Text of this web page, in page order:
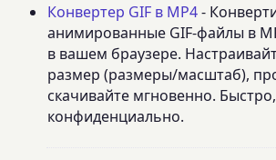
Конвертер GIF в MP4-
анимированные GIF-файлы в
в вашем браузере.
размер (размеры/масштаб),
скачивайте мгновенно.
конфиденциально.